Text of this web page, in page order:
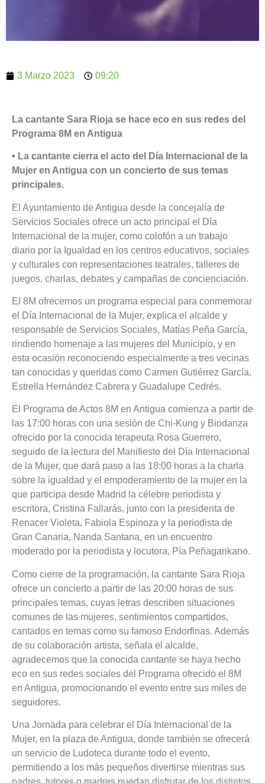
3 Marzo 2023 09:20
La cantante Sara Rioja se hace eco en sus redes del
Programa 8M en Antigua
• La cantante cierra el acto del Día Internacional de la
Mujer en Antigua con un concierto de sus temas
principales.
El Ayuntamiento de Antigua desde la concejalía de
Servicios Sociales ofrece un acto principal el Día
Internacional de la mujer, como colofón a un trabajo
diario por la Igualdad en los centros educativos, sociales
y culturales con representaciones teatrales, talleres de
juegos, charlas, debates y campañas de concienciación.
El 8M ofrecemos un programa especial para conmemorar
el Día Internacional de la Mujer, explica el alcalde y
responsable de Servicios Sociales, Matías Peña García,
rindiendo homenaje a las mujeres del Municipio, y en
esta ocasión reconociendo especialmente a tres vecinas
tan conocidas y queridas como Carmen Gutiérrez García,
Estrella Hernández Cabrera y Guadalupe Cedrés.
El Programa de Actos 8M en Antigua comienza a partir de
las 17:00 horas con una sesión de Chi-Kung y Biodanza
ofrecido por la conocida terapeuta Rosa Guerrero,
seguido de la lectura del Manifiesto del Día Internacional
de la Mujer, que dará paso a las 18:00 horas a la charla
sobre la igualdad y el empoderamiento de la mujer en la
que participa desde Madrid la célebre periodista y
escritora, Cristina Fallarás, junto con la presidenta de
Renacer Violeta, Fabiola Espinoza y la periodista de
Gran Canaria, Nanda Santana, en un encuentro
moderado por la periodista y locutora, Pía Peñagarikano.
Como cierre de la programación, la cantante Sara Rioja
ofrece un concierto a partir de las 20:00 horas de sus
principales temas, cuyas letras describen situaciones
comunes de las mujeres, sentimientos compartidos,
cantados en temas como su famoso Endorfinas. Además
de su colaboración artista, señala el alcalde,
agradecemos que la conocida cantante se haya hecho
eco en sus redes sociales del Programa ofrecido el 8M
en Antigua, promocionando el evento entre sus miles de
seguidores.
Una Jornada para celebrar el Día Internacional de la
Mujer, en la plaza de Antigua, donde también se ofrecerá
un servicio de Ludoteca durante todo el evento,
permitiendo a los más pequeños divertirse mientras sus